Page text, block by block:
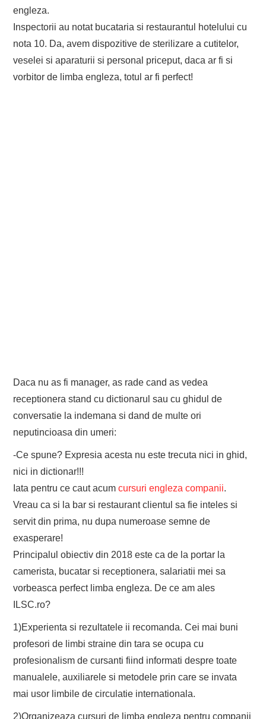
engleza.
Inspectorii au notat bucataria si restaurantul hotelului cu
nota 10. Da, avem dispozitive de sterilizare a cutitelor,
veselei si aparaturii si personal priceput, daca ar fi si
vorbitor de limba engleza, totul ar fi perfect!
Daca nu as fi manager, as rade cand as vedea
receptionera stand cu dictionarul sau cu ghidul de
conversatie la indemana si dand de multe ori
neputincioasa din umeri:
-Ce spune? Expresia acesta nu este trecuta nici in ghid,
nici in dictionar!!!
Iata pentru ce caut acumcursuri engleza companii.
Vreau ca si la bar si restaurant clientul sa fie inteles si
servit din prima, nu dupa numeroase semne de
exasperare!
Principalul obiectiv din 2018 este ca de la portar la
camerista, bucatar si receptionera, salariatii mei sa
vorbeasca perfect limba engleza. De ce am ales
ILSC.ro?
1)Experienta si rezultatele ii recomanda. Cei mai buni
profesori de limbi straine din tara se ocupa cu
profesionalism de cursanti fiind informati despre toate
manualele, auxiliarele si metodele prin care se invata
mai usor limbile de circulatie internationala.
2)Organizeaza cursuri de limba engleza pentru companii